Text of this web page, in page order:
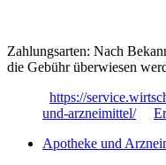
Zahlungsarten: Nach
die Gebühr überwiesen
https://
und-arzneimittel/
Apotheke und